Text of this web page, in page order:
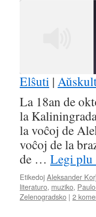
RSS FEED
LINK
EMBED
Elŝuti |
La 18an de
la
la voĉoj de
voĉoj de la
de … Legi plu
EtikedojAleksander
literaturo, muziko,
Zelenogradsko | 2